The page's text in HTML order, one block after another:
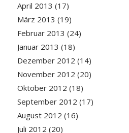
April 2013 (17)
März 2013 (19)
Februar 2013 (24)
Januar 2013 (18)
Dezember 2012 (14)
November 2012 (20)
Oktober 2012 (18)
September 2012 (17)
August 2012 (16)
Juli 2012 (20)